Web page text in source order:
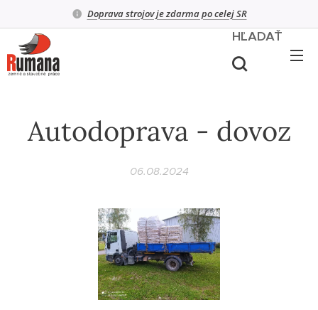
Doprava strojov je zdarma po celej SR
HĽADAŤ
Autodoprava - dovoz
06.08.2024